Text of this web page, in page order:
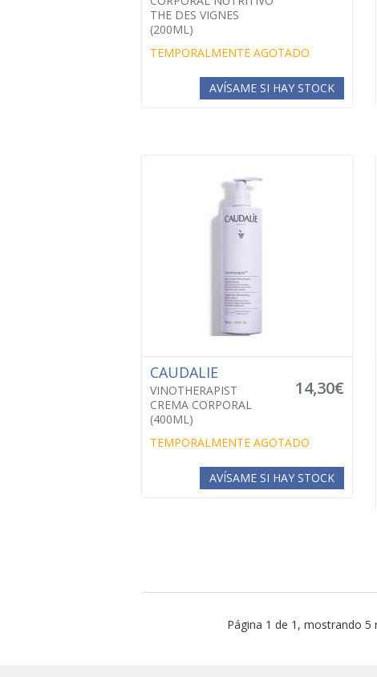
THE DES VIGNES
(200ML)
TEMPORALMENTE AGOTADO
AVÍSAME SI HAY STOCK
CAUDALIE
VINOTHERAPIST
CREMA CORPORAL
(400ML)
14,30€
TEMPORALMENTE AGOTADO
AVÍSAME SI HAY STOCK
Página 1 de 1, mostrando